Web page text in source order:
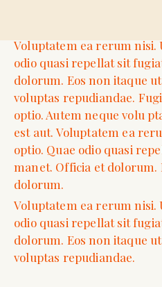
Voluptatem ea rerum nisi.
odio quasi repellat sit
dolorum. Eos non itaque
voluptas repudiandae.
optio. Autem neque volu
est aut. Voluptatem ea
optio. Quae odio quasi
manet. Officia et dolorum.
dolorum.
Voluptatem ea rerum nisi.
odio quasi repellat sit
dolorum. Eos non itaque
voluptas repudiandae.